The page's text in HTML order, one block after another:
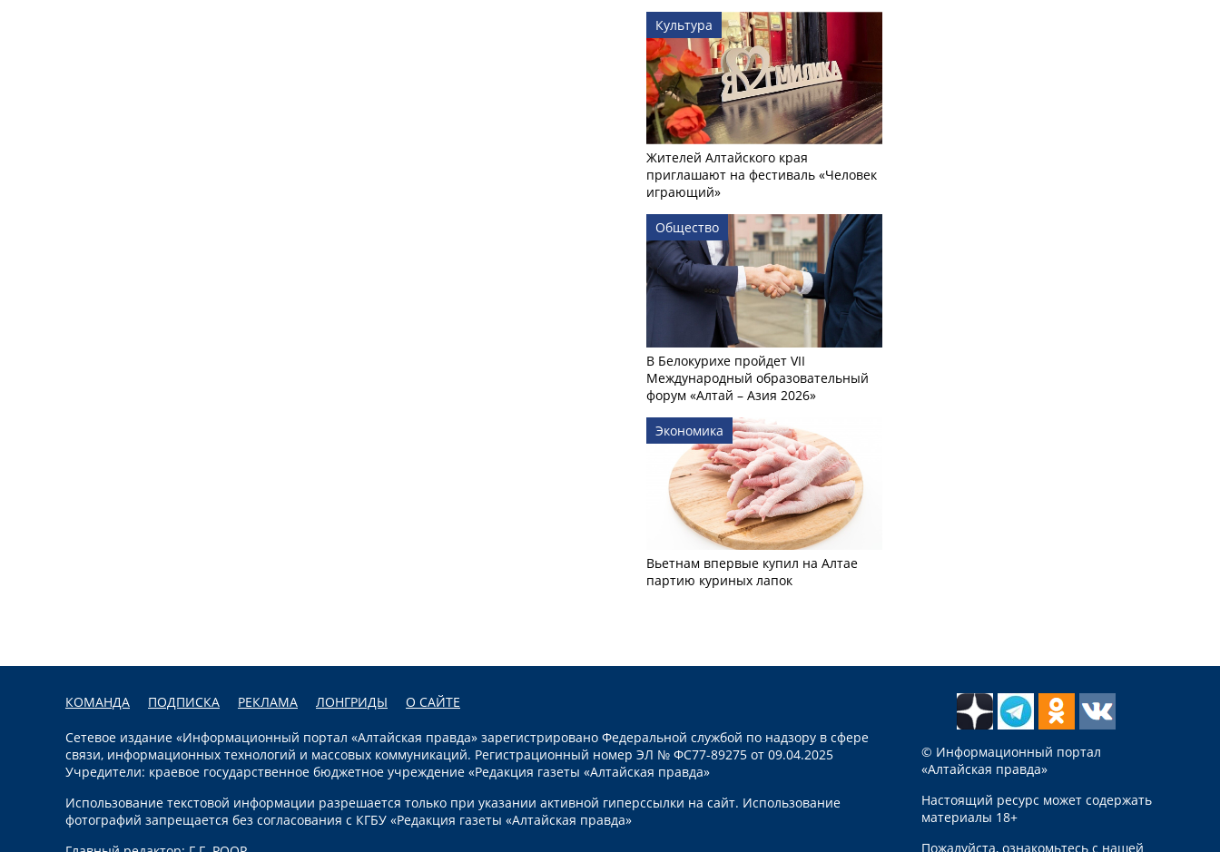
Культура
Жителей Алтайского края
приглашают на фестиваль «Человек
играющий»
Общество
В Белокурихе пройдет VII
Международный образовательный
форум «Алтай – Азия 2026»
Экономика
Вьетнам впервые купил на Алтае
партию куриных лапок
КОМАНДА ПОДПИСКА РЕКЛАМА ЛОНГРИДЫ О САЙТЕ
Сетевое издание «Информационный портал «Алтайская правда» зарегистрировано Федеральной службой по надзору в сфере
связи, информационных технологий и массовых коммуникаций. Регистрационный номер ЭЛ № ФС77-89275 от 09.04.2025
Учредители: краевое государственное бюджетное учреждение «Редакция газеты «Алтайская правда»
Использование текстовой информации разрешается только при указании активной гиперссылки на сайт. Использование
фотографий запрещается без согласования с КГБУ «Редакция газеты «Алтайская правда»
© Информационный портал
«Алтайская правда»
Настоящий ресурс может содержать
материалы 18+
Пожалуйста, ознакомьтесь с нашей